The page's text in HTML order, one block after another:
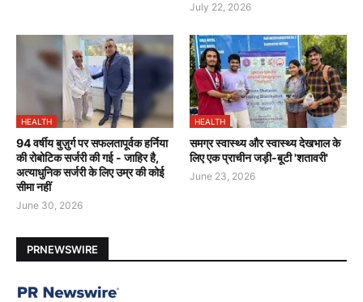
July 22, 2026
HEALTH
94 वर्षीय बुज़ुर्ग पर सफलतापूर्वक हर्निया
की रोबोटिक सर्जरी की गई - जाहिर है,
अत्याधुनिक सर्जरी के लिए उम्र की कोई
सीमा नहीं
June 30, 2026
HEALTH
समग्र स्वास्थ्य और स्वास्थ्य देखभाल के
लिए एक प्राचीन जड़ी-बूटी 'शतावरी'
June 23, 2026
PRNEWSWIRE